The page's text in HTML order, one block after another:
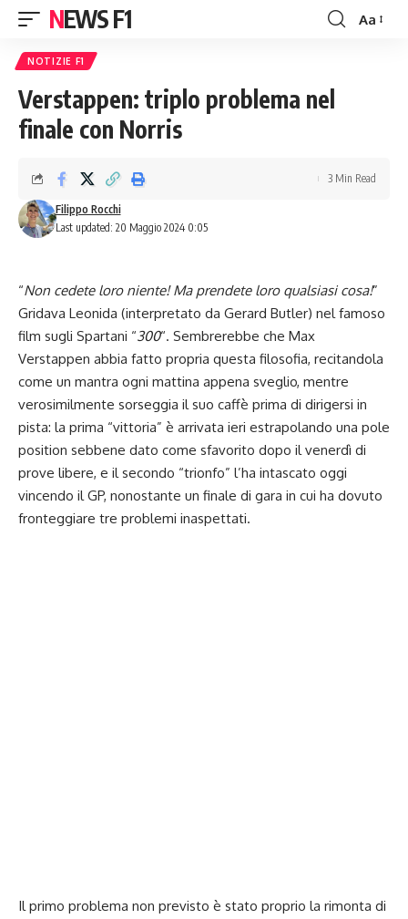
NEWS F1
Font
Aa
NOTIZIE F1
Verstappen: triplo problema nel
finale con Norris
Last updated: 20 Maggio 2024 0:05
Filippo Rocchi
3 Min Read
“Non cedete loro niente! Ma prendete loro qualsiasi cosa!”
Gridava Leonida (interpretato da Gerard Butler) nel famoso
film sugli Spartani “300“. Sembrerebbe che Max
Verstappen abbia fatto propria questa filosofia, recitandola
come un mantra ogni mattina appena sveglio, mentre
verosimilmente sorseggia il suo caffè prima di dirigersi in
pista: la prima “vittoria” è arrivata ieri estrapolando una pole
position sebbene dato come sfavorito dopo il venerdì di
prove libere, e il secondo “trionfo” l’ha intascato oggi
vincendo il GP, nonostante un finale di gara in cui ha dovuto
fronteggiare tre problemi inaspettati.
Il primo problema non previsto è stato proprio la rimonta di